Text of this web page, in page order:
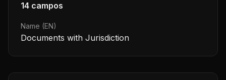
14 campos
Name (EN)
Documents with Jurisdiction